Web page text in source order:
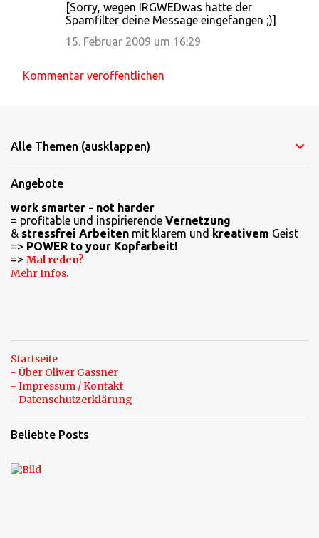
[Sorry, wegen IRGWEDwas hatte der
Spamfilter deine Message eingefangen ;)]
15. Februar 2009 um 16:29
Kommentar veröffentlichen
Alle Themen (ausklappen)
Angebote
work smarter - not harder
= profitable und inspirierende Vernetzung
& stressfrei Arbeiten mit klarem und kreativem Geist
=> POWER to your Kopfarbeit!
=> Mal reden?
Mehr Infos.
Startseite
- Über Oliver Gassner
- Impressum / Kontakt
- Datenschutzerklärung
Beliebte Posts